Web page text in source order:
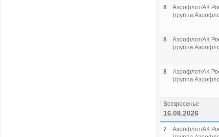
8
Аэрофлот/АК
(группа
8
Аэрофлот/АК
(группа
8
Аэрофлот/АК
(группа
Воскресенье
16.08.2026
7
Аэрофлот/АК